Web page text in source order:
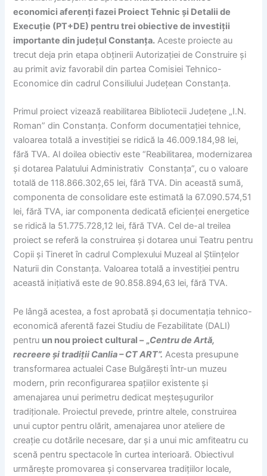
economici aferenți fazei Proiect Tehnic și Detalii de
Execuție (PT+DE) pentru trei obiective de investiții
importante din județul Constanța. Aceste proiecte au
trecut deja prin etapa obținerii Autorizației de Construire și
au primit aviz favorabil din partea Comisiei Tehnico-
Economice din cadrul Consiliului Județean Constanța.
Primul proiect vizează reabilitarea Bibliotecii Județene „I.N.
Roman” din Constanța. Conform documentației tehnice,
valoarea totală a investiției se ridică la 46.009.184,98 lei,
fără TVA. Al doilea obiectiv este “Reabilitarea, modernizarea
și dotarea Palatului Administrativ Constanța”, cu o valoare
totală de 118.866.302,65 lei, fără TVA. Din această sumă,
componenta de consolidare este estimată la 67.090.574,51
lei, fără TVA, iar componenta dedicată eficienței energetice
se ridică la 51.775.728,12 lei, fără TVA. Cel de-al treilea
proiect se referă la construirea și dotarea unui Teatru pentru
Copii și Tineret în cadrul Complexului Muzeal al Științelor
Naturii din Constanța. Valoarea totală a investiției pentru
această inițiativă este de 90.858.894,63 lei, fără TVA.
Pe lângă acestea, a fost aprobată și documentația tehnico-
economică aferentă fazei Studiu de Fezabilitate (DALI)
pentru un nou proiect cultural – „Centru de Artă,
recreere și tradiții Canlia – CT ART”. Acesta presupune
transformarea actualei Case Bulgărești într-un muzeu
modern, prin reconfigurarea spațiilor existente și
amenajarea unui perimetru dedicat meșteșugurilor
tradiționale. Proiectul prevede, printre altele, construirea
unui cuptor pentru olărit, amenajarea unor ateliere de
creație cu dotările necesare, dar și a unui mic amfiteatru cu
scenă pentru spectacole în curtea interioară. Obiectivul
urmărește promovarea și conservarea tradițiilor locale,